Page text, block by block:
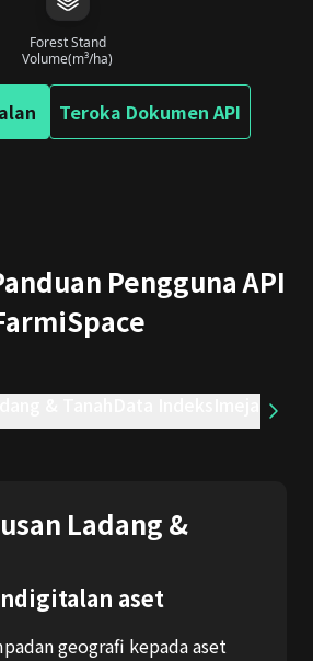
Forest Stand
Volume(m³/ha)
Teroka Dokumen API
Pengguna API
Imejan
Ladang &
aset
geografi kepada aset